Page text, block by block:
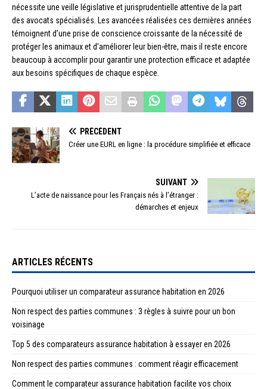
nécessite une veille législative et jurisprudentielle attentive de la part
des avocats spécialisés. Les avancées réalisées ces dernières années
témoignent d’une prise de conscience croissante de la nécessité de
protéger les animaux et d’améliorer leur bien-être, mais il reste encore
beaucoup à accomplir pour garantir une protection efficace et adaptée
aux besoins spécifiques de chaque espèce.
PRÉCÉDENT
Créer une EURL en ligne : la procédure simplifiée et efficace
SUIVANT
L’acte de naissance pour les Français nés à l’étranger :
démarches et enjeux
ARTICLES RÉCENTS
Pourquoi utiliser un comparateur assurance habitation en 2026
Non respect des parties communes : 3 règles à suivre pour un bon
voisinage
Top 5 des comparateurs assurance habitation à essayer en 2026
Non respect des parties communes : comment réagir efficacement
Comment le comparateur assurance habitation facilite vos choix